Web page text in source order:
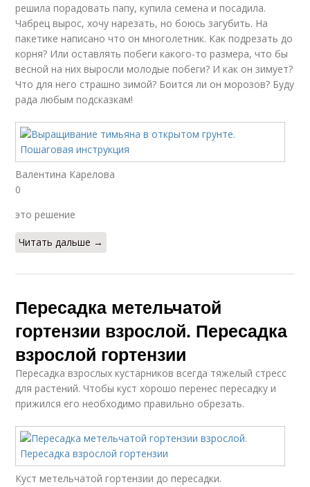
решила порадовать папу, купила семена и посадила.
Чабрец вырос, хочу нарезать, но боюсь загубить. На
пакетике написано что он многолетник. Как подрезать до
корня? Или оставлять побеги какого-то размера, что бы
весной на них выросли молодые побеги? И как он зимует?
Что для него страшно зимой? Боится ли он морозов? Буду
рада любым подсказкам!
Валентина Карелова
0
это решение
Читать дальше →
Пересадка метельчатой
гортензии взрослой. Пересадка
взрослой гортензии
Пересадка взрослых кустарников всегда тяжелый стресс
для растений. Чтобы куст хорошо перенес пересадку и
прижился его необходимо правильно обрезать.
Куст метельчатой гортензии до пересадки.